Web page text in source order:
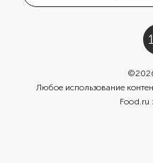
©
Любое использование
Food.ru